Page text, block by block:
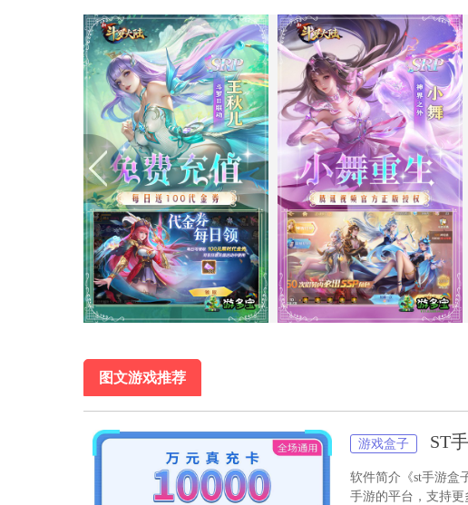
二、游戏福利
福利1：每日送100元可拆分限时代金券
福利2：内置0.1折商城充值钻石
福利3：内置GM工具，可解锁部分特权
福利4：首充免费领取SP唐三 福利5：GM余额免费充值
福利6：充值比例1:1000钻石
图文游戏推荐
游戏盒子 ST
软件简介《st手游盒
手游的平台，支持更